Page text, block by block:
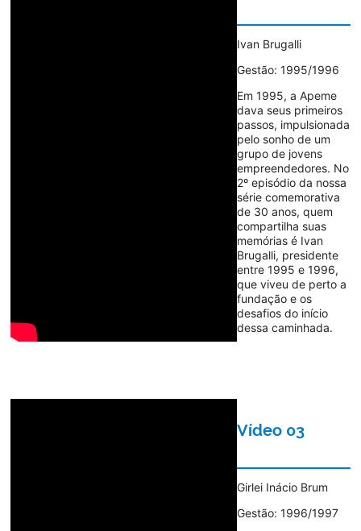
Ivan Brugalli
Gestão: 1995/1996
Em 1995, a Apeme
dava seus primeiros
passos, impulsionada
pelo sonho de um
grupo de jovens
empreendedores. No
2º episódio da nossa
série comemorativa
de 30 anos, quem
compartilha suas
memórias é Ivan
Brugalli, presidente
entre 1995 e 1996,
que viveu de perto a
fundação e os
desafios do início
dessa caminhada.
Vídeo 03
Girlei Inácio Brum
Gestão: 1996/1997